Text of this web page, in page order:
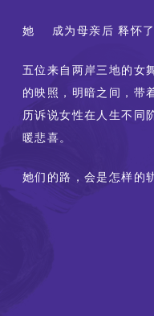
她 成为母亲后 释怀了
五位来自两岸三地的女
的映照，明暗之间，带
历诉说女性在人生不同
暖悲喜。
她们的路，会是怎样的